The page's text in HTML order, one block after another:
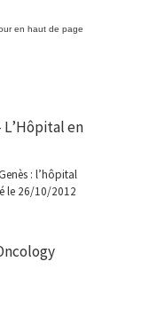
en haut de page
en
: l’hôpital
le 26/10/2012